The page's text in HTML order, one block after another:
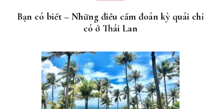
Bạn có biết – Những điều cấm đoán kỳ quái chỉ
có ở Thái Lan